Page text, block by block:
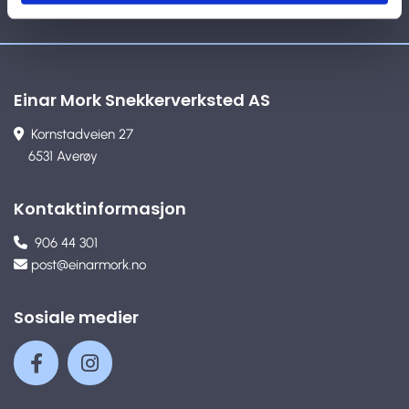
Einar Mork Snekkerverksted AS
Kornstadveien 27
6531 Averøy
Kontaktinformasjon
 906 44 301
 post@einarmork.no
Sosiale medier